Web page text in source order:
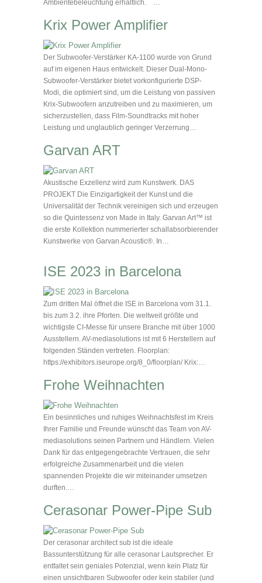
Ambientebeleuchtung erhältlich. …
Krix Power Amplifier
Der Subwoofer-Verstärker KA-1100 wurde von Grund
auf im eigenen Haus entwickelt. Dieser Dual-Mono-
Subwoofer-Verstärker bietet vorkonfigurierte DSP-
Modi, die optimiert sind, um die Leistung von passiven
Krix-Subwoofern anzutreiben und zu maximieren, um
sicherzustellen, dass Film-Soundtracks mit hoher
Leistung und unglaublich geringer Verzerrung…
Garvan ART
Akustische Exzellenz wird zum Kunstwerk. DAS
PROJEKT Die Einzigartigkeit der Kunst und die
Universalität der Technik vereinigen sich und erzeugen
so die Quintessenz von Made in Italy. Garvan Art™ ist
die erste Kollektion nummerierter schallabsorbierender
Kunstwerke von Garvan Acoustic®. In…
ISE 2023 in Barcelona
Zum dritten Mal öffnet die ISE in Barcelona vom 31.1.
bis zum 3.2. ihre Pforten. Die weltweit größte und
wichtigste CI-Messe für unsere Branche mit über 1000
Ausstellern. AV-mediasolutions ist mit 6 Herstellern auf
folgenden Ständen vertreten. Floorplan:
https://exhibitors.iseurope.org/8_0/floorplan/ Krix:…
Frohe Weihnachten
Ein besinnliches und ruhiges Weihnachtsfest im Kreis
Ihrer Familie und Freunde wünscht das Team von AV-
mediasolutions seinen Partnern und Händlern. Vielen
Dank für das entgegengebrachte Vertrauen, die sehr
erfolgreiche Zusammenarbeit und die vielen
spannenden Projekte die wir miteinander umsetzen
durften.…
Cerasonar Power-Pipe Sub
Der cerasonar architect sub ist die ideale
Bassunterstützung für alle cerasonar Lautsprecher. Er
entfaltet sein geniales Potenzial, wenn kein Platz für
einen unsichtbaren Subwoofer oder kein stabiler (und